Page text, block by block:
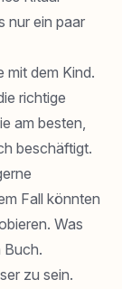
nur ein paar
mit dem Kind.
richtige
am besten,
beschäftigt.
Fall könnten
Was
Buch.
zu sein.